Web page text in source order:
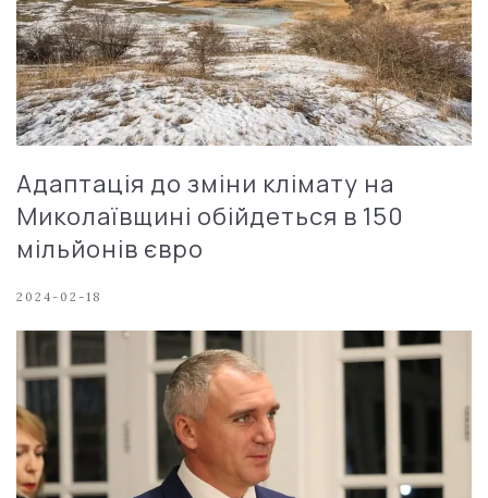
Адаптація до зміни клімату на
Миколаївщині обійдеться в 150
мільйонів євро
2024-02-18